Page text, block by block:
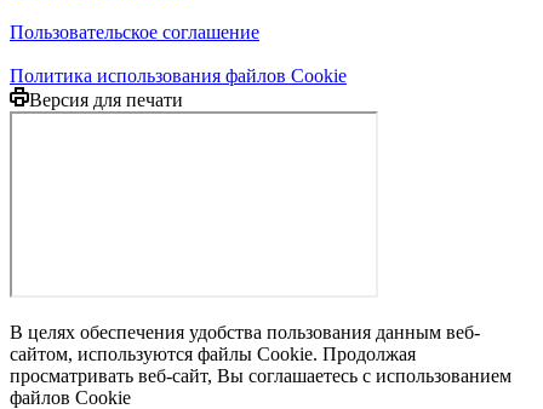
Пользовательское соглашение
Политика использования файлов Cookie
Версия для печати
В целях обеспечения удобства пользования данным веб-
сайтом, используются файлы Cookie. Продолжая
просматривать веб-сайт, Вы соглашаетесь с использованием
файлов Cookie